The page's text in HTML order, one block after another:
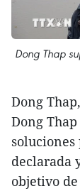
Dong Thap
Dong
Dong
declarada
objetivo